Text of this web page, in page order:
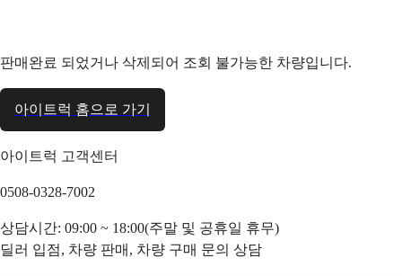
판매완료 되었거나 삭제되어 조회 불가능한 차량입니다.
아이트럭 홈으로 가기
아이트럭 고객센터
0508-0328-7002
상담시간: 09:00 ~ 18:00(주말 및 공휴일 휴무)
딜러 입점, 차량 판매, 차량 구매 문의 상담